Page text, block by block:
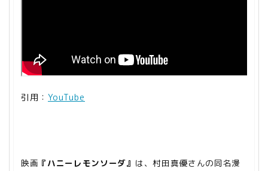
引用： YouTube
映画 『ハニーレモンソーダ』 は、村田真優さんの同名漫